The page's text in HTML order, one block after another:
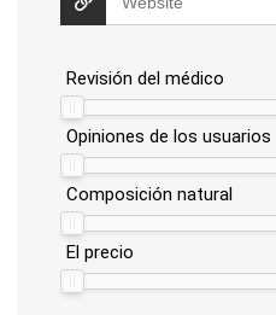
Revisión del médico
Opiniones de los usuarios
Composición natural
El precio